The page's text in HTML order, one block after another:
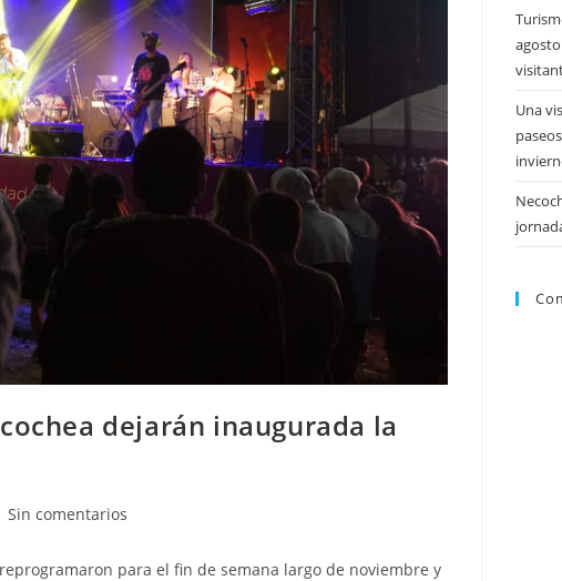
dejarán inaugurada la
Sin comentarios
para el fin de semana largo de noviembre y
Una